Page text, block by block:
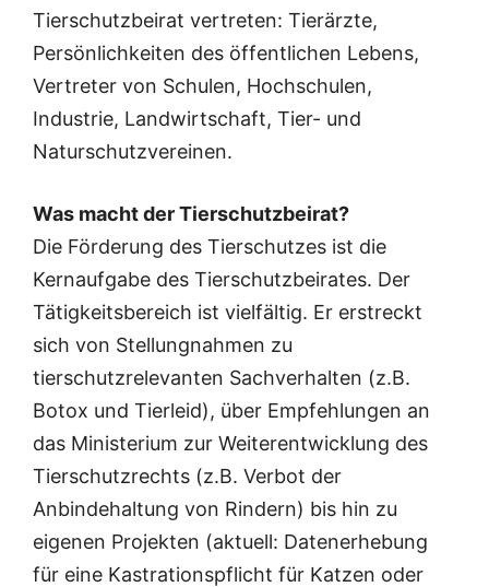
Tierschutzbeirat vertreten: Tierärzte,
Persönlichkeiten des öffentlichen Lebens,
Vertreter von Schulen, Hochschulen,
Industrie, Landwirtschaft, Tier- und
Naturschutzvereinen.
Was macht der Tierschutzbeirat?
Die Förderung des Tierschutzes ist die
Kernaufgabe des Tierschutzbeirates. Der
Tätigkeitsbereich ist vielfältig. Er erstreckt
sich von Stellungnahmen zu
tierschutzrelevanten Sachverhalten (z.B.
Botox und Tierleid), über Empfehlungen an
das Ministerium zur Weiterentwicklung des
Tierschutzrechts (z.B. Verbot der
Anbindehaltung von Rindern) bis hin zu
eigenen Projekten (aktuell: Datenerhebung
für eine Kastrationspflicht für Katzen oder